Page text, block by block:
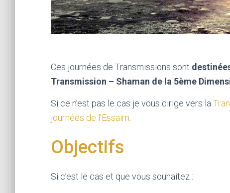
Ces journées de Transmissions sont
Transmission – Shaman de la 5ème
Si ce n’est pas le cas je vous dirige vers la
journées de l’Essaim.
Objectifs
Si c’est le cas et que vous souhaitez :